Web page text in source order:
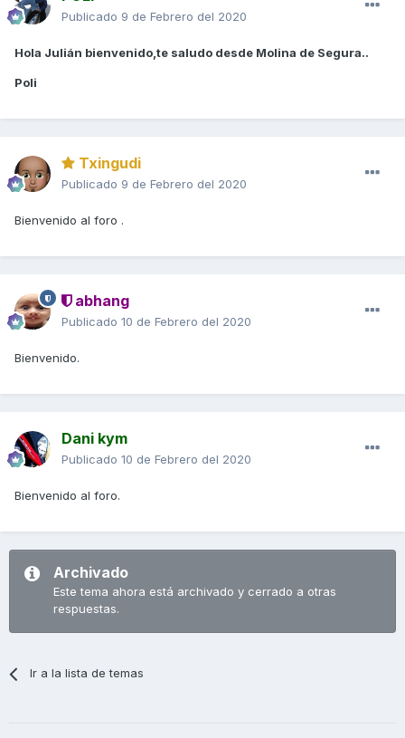
Publicado 9 de Febrero del 2020
Hola Julián bienvenido,te saludo desde Molina de Segura..
Poli
Txingudi
Publicado 9 de Febrero del 2020
Bienvenido al foro .
abhang
Publicado 10 de Febrero del 2020
Bienvenido.
Dani kym
Publicado 10 de Febrero del 2020
Bienvenido al foro.
Archivado
Este tema ahora está archivado y cerrado a otras
respuestas.
Ir a la lista de temas